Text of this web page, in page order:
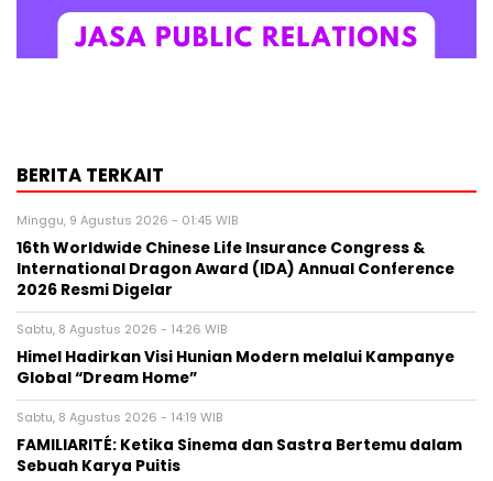
BERITA TERKAIT
Minggu, 9 Agustus 2026 - 01:45 WIB
16th Worldwide Chinese Life Insurance Congress &
International Dragon Award (IDA) Annual Conference
2026 Resmi Digelar
Sabtu, 8 Agustus 2026 - 14:26 WIB
Himel Hadirkan Visi Hunian Modern melalui Kampanye
Global “Dream Home”
Sabtu, 8 Agustus 2026 - 14:19 WIB
FAMILIARITÉ: Ketika Sinema dan Sastra Bertemu dalam
Sebuah Karya Puitis